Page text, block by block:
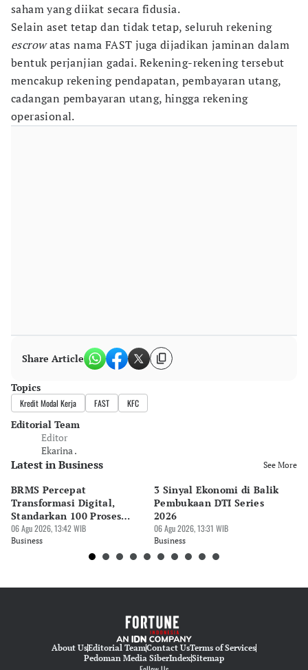
saham yang diikat secara fidusia.
Selain aset tetap dan tidak tetap, seluruh rekening
escrowatas nama FAST juga dijadikan jaminan dalam
bentuk perjanjian gadai. Rekening-rekening tersebut
mencakup rekening pendapatan, pembayaran utang,
cadangan pembayaran utang, hingga rekening
operasional.
Share Article
Topics
Kredit Modal Kerja FAST KFC
Editorial Team
Editor
Ekarina .
Latest in Business See More
BRMS Percepat
Transformasi Digital,
Standarkan 100 Proses
Bisnis
06 Agu 2026, 13:42 WIB
Business
3 Sinyal Ekonomi di Balik
Pembukaan DTI Series
2026
06 Agu 2026, 13:31 WIB
Business
About UsEditorial TeamContact UsTerms of Services
Pedoman Media SiberIndexSitemap